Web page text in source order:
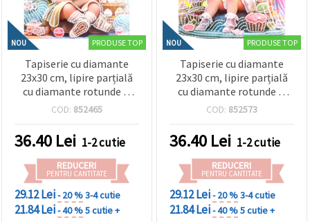
NOU PRODUSE TOP
Tapiserie cu diamante
23x30 cm, lipire parțială
cu diamante rotunde și
ramă - Sugar Girl DG-
COD: 852465
36.40 Lei 1-2 cutie
REDUCERI
PENTRU CANTITATE
29.12 Lei- 20 %3-4 cutie
21.84 Lei- 40 %5 cutie +
NOU PRODUSE TOP
Tapiserie cu diamante
23x30 cm, lipire parțială
cu diamante rotunde și
ramă - Sugar Girl DG-
COD: 852573
36.40 Lei 1-2 cutie
REDUCERI
PENTRU CANTITATE
29.12 Lei- 20 %3-4 cutie
21.84 Lei- 40 %5 cutie +